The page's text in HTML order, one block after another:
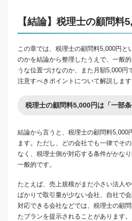
【結論】税理士の顧問料
この章では、税理士の顧問料5,000円と
のかを結論から整理したうえで、一般
うな位置づけなのか、また月額5,000円
注意すべきポイントについて解説します
税理士の顧問料5,000円は「一部
結論から言うと、税理士の顧問料5,000
ます。ただし、どの会社でも一律でそ
なく、税理士側が対応する条件がかな
一般的です。
たとえば、売上規模がまだ小さい法人
ばかりで取引量が少ない会社、自社で
対応できる会社などでは、税理士の顧
たプランを提示されることがあります